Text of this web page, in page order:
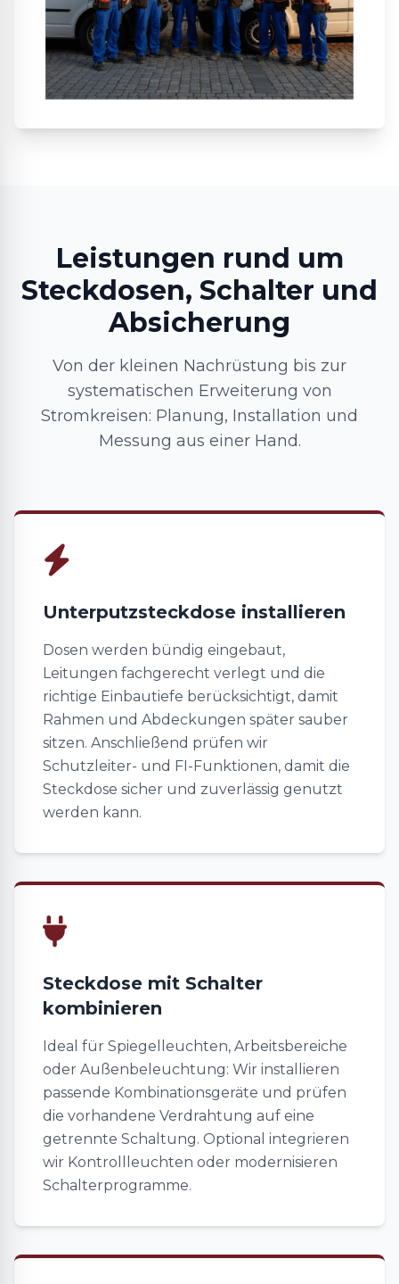
Leistungen rund um
Steckdosen, Schalter und
Absicherung
Von der kleinen Nachrüstung bis zur
systematischen Erweiterung von
Stromkreisen: Planung, Installation und
Messung aus einer Hand.
Unterputzsteckdose installieren
Dosen werden bündig eingebaut,
Leitungen fachgerecht verlegt und die
richtige Einbautiefe berücksichtigt, damit
Rahmen und Abdeckungen später sauber
sitzen. Anschließend prüfen wir
Schutzleiter- und FI-Funktionen, damit die
Steckdose sicher und zuverlässig genutzt
werden kann.
Steckdose mit Schalter
kombinieren
Ideal für Spiegelleuchten, Arbeitsbereiche
oder Außenbeleuchtung: Wir installieren
passende Kombinationsgeräte und prüfen
die vorhandene Verdrahtung auf eine
getrennte Schaltung. Optional integrieren
wir Kontrollleuchten oder modernisieren
Schalterprogramme.